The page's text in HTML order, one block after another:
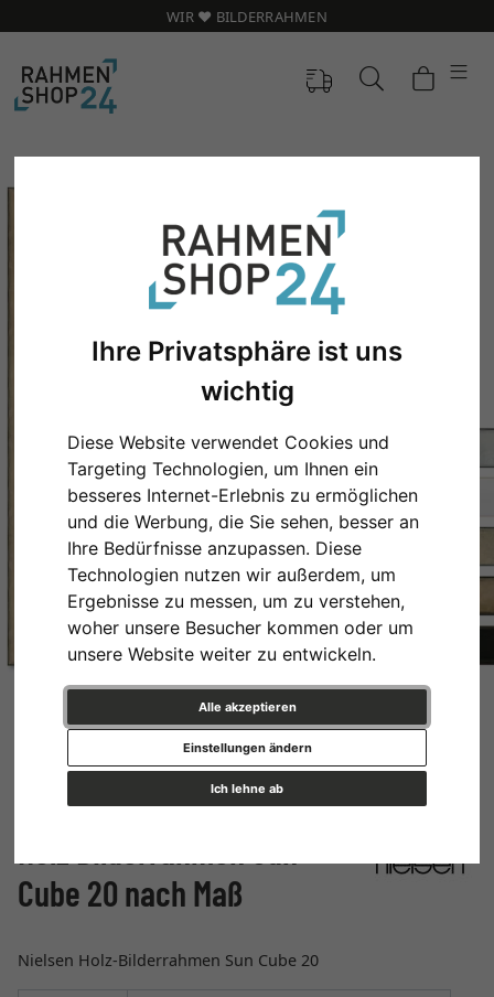
Ihre Privatsphäre ist uns
wichtig
Diese Website verwendet Cookies und
Targeting Technologien, um Ihnen ein
besseres Internet-Erlebnis zu ermöglichen
und die Werbung, die Sie sehen, besser an
Ihre Bedürfnisse anzupassen. Diese
Technologien nutzen wir außerdem, um
Ergebnisse zu messen, um zu verstehen,
woher unsere Besucher kommen oder um
unsere Website weiter zu entwickeln.
Alle akzeptieren
Ich lehne ab
Einstellungen ändern
WIR ❤️ BILDERRAHMEN
Zurück
Cube 20 nach Maß
Nielsen Holz-Bilderrahmen Sun Cube 20